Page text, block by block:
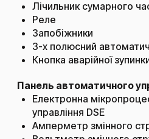
Лічильник сумарного
Реле
Запобіжники
3-х полюсний
Кнопка аварійної
Панель автоматичного
Електронна
управління DSE
Амперметр змінного